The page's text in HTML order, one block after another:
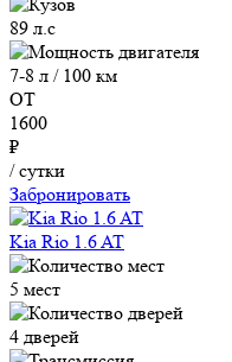
89 л.с
7-8 л / 100 км
ОТ
1600
₽
/ сутки
Забронировать
Kia Rio 1.6 AT
5 мест
4 дверей